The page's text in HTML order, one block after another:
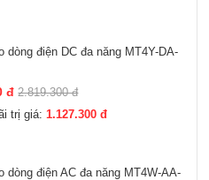
dòng điện DC đa năng MT4Y-DA-
đ 2.819.300 đ
trị giá: 1.127.300 đ
dòng điện AC đa năng MT4W-AA-